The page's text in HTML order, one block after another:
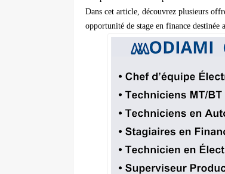
Dans cet article, découvrez plusieurs
opportunité de stage en finance destinée